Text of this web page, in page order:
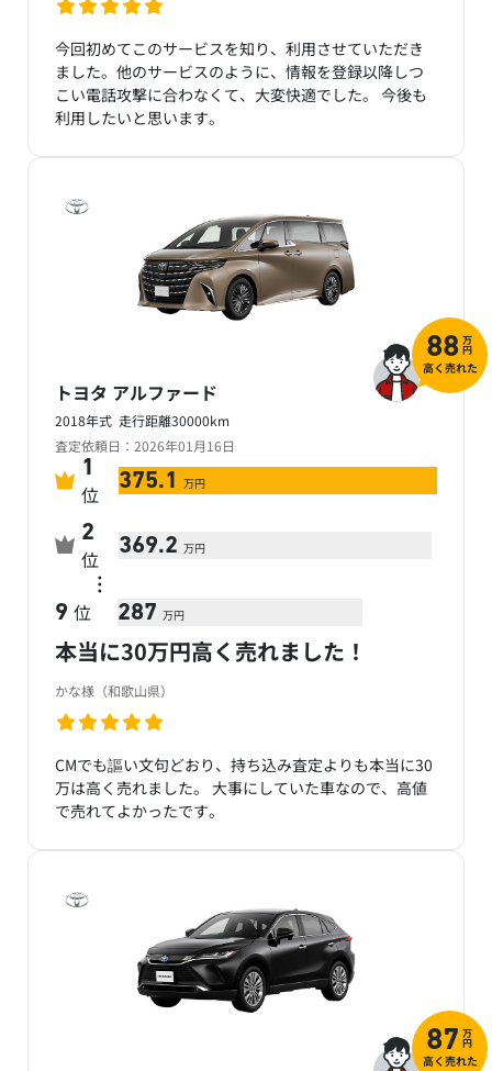
今回初めてこのサービスを知り、利用させていただき
ました。他のサービスのように、情報を登録以降しつ
こい電話攻撃に合わなくて、大変快適でした。 今後も
利用したいと思います。
トヨタ アルファード
2018年式 走行距離30000km
査定依頼日：2026年01月16日
本当に30万円高く売れました！
かな様（和歌山県）
CMでも謳い文句どおり、持ち込み査定よりも本当に30
万は高く売れました。 大事にしていた車なので、高値
で売れてよかったです。
88 万
円
高く売れた
1
位 375.1 万円
2
位 369.2 万円
…
9 位 287 万円
87 万
円
高く売れた